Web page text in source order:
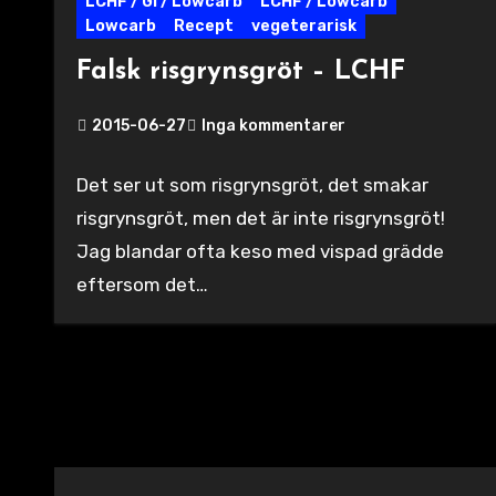
Lowcarb
Recept vegeterarisk
Falsk risgrynsgröt – LCHF
2015-06-27 Inga kommentarer
Det ser ut som risgrynsgröt, det smakar
risgrynsgröt, men det är inte risgrynsgröt!
Jag blandar ofta keso med vispad grädde
eftersom det…